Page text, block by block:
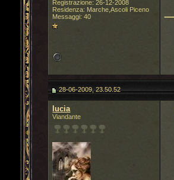
Registrazione: 26-12-2008
Residenza: Marche,Ascoli Piceno
Messaggi: 40
28-06-2009, 23.50.52
lucia
Viandante